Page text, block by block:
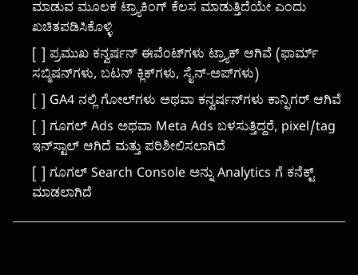
ಮಾಡುವ ಮೂಲಕ ಟ್ರ್ಯಾಕಿಂಗ್ ಕೆಲಸ ಮಾಡುತ್ತಿದೆಯೇ ಎಂದು
ಖಚಿತಪಡಿಸಿಕೊಳ್ಳಿ
[ ] ಪ್ರಮುಖ ಕನ್ವರ್ಷನ್ ಈವೆಂಟ್‌ಗಳು ಟ್ರ್ಯಾಕ್ ಆಗಿವೆ (ಫಾರ್ಮ್
ಸಬ್ಮಿಷನ್‌ಗಳು, ಬಟನ್ ಕ್ಲಿಕ್‌ಗಳು, ಸೈನ್-ಅಪ್‌ಗಳು)
[ ] GA4 ನಲ್ಲಿ ಗೋಲ್‌ಗಳು ಅಥವಾ ಕನ್ವರ್ಷನ್‌ಗಳು ಕಾನ್ಫಿಗರ್ ಆಗಿವೆ
[ ] ಗೂಗಲ್ Ads ಅಥವಾ Meta Ads ಬಳಸುತ್ತಿದ್ದರೆ, pixel/tag
ಇನ್‌ಸ್ಟಾಲ್ ಆಗಿದೆ ಮತ್ತು ಪರಿಶೀಲಿಸಲಾಗಿದೆ
[ ] ಗೂಗಲ್ Search Console ಅನ್ನು Analytics ಗೆ ಕನೆಕ್ಟ್
ಮಾಡಲಾಗಿದೆ